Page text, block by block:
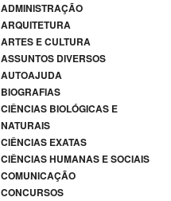
ADMINISTRAÇÃO
ARQUITETURA
ARTES E CULTURA
ASSUNTOS DIVERSOS
AUTOAJUDA
BIOGRAFIAS
CIÊNCIAS BIOLÓGICAS E
NATURAIS
CIÊNCIAS EXATAS
CIÊNCIAS HUMANAS E SOCIAIS
COMUNICAÇÃO
CONCURSOS